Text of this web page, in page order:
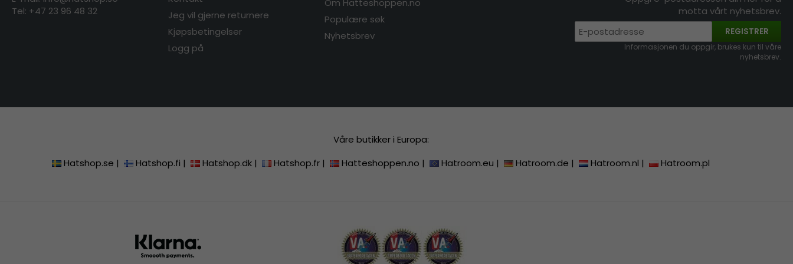
Tel: +47 23 96 48 32
Jeg vil gjerne returnere
Kjøpsbetingelser
Logg på
Om Hatteshoppen.no
Populære søk
Nyhetsbrev
motta vårt nyhetsbrev.
REGISTRER
Informasjonen du oppgir, brukes kun til våre
nyhetsbrev.
Våre butikker i Europa:
Hatshop.se | Hatshop.fi | Hatshop.dk | Hatshop.fr | Hatteshoppen.no | Hatroom.eu | Hatroom.de | Hatroom.nl | Hatroom.pl